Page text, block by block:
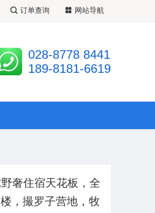
订单查询 网站导航
028-8778 8441
189-8181-6619
奢住宿天花板，全
，撮罗子营地，牧